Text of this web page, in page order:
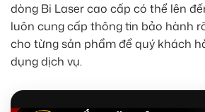
dòng Bi Laser cao cấp có thể lên
luôn cung cấp thông tin bảo hành
cho từng sản phẩm để quý khách
dụng dịch vụ.